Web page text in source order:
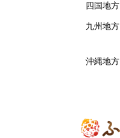
四国地方
九州地方
沖縄地方